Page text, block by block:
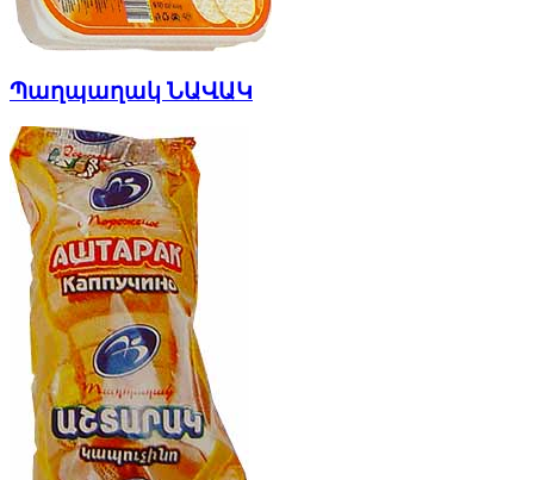
Պաղպաղակ ՆԱՎԱԿ